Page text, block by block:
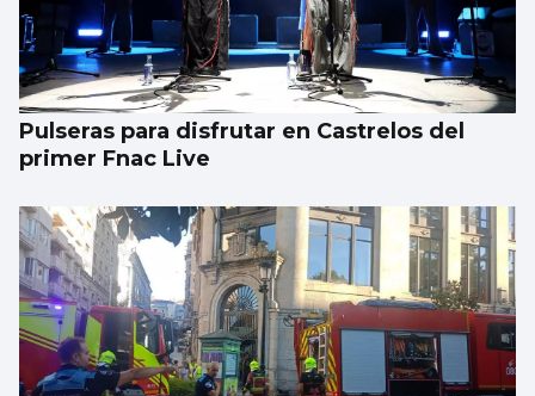
Pulseras para disfrutar en Castrelos del
primer Fnac Live